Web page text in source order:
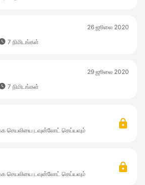
7 நிமிடங்கள்
26 ஜூலை 2020
7 நிமிடங்கள்
29 ஜூலை 2020
செயலியை டவுன்லோட் செய்யவும்
செயலியை டவுன்லோட் செய்யவும்